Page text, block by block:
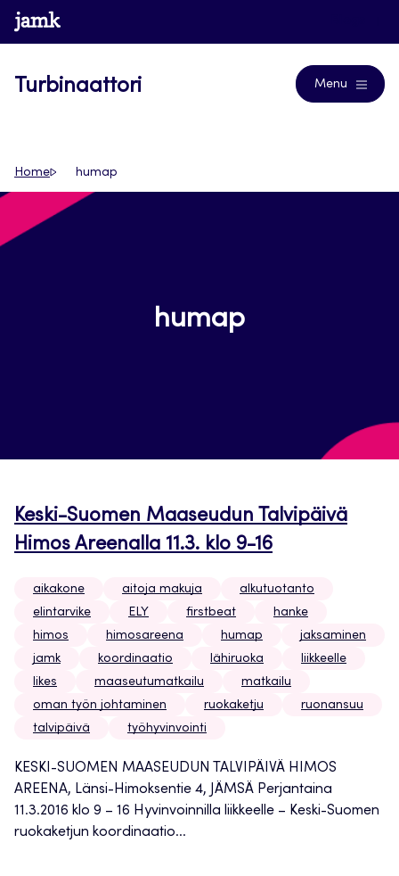
Siirry
suoraan
www.jamk.fi
Turbinaattori Menu
Home humap
humap
Keski-Suomen Maaseudun Talvipäivä
Himos Areenalla 11.3. klo 9-16
aikakone aitoja makuja
alkutuotanto
elintarvike
ELY firstbeat
hanke
himos
himosareena humap
jaksaminen
jamk
koordinaatio lähiruoka
liikkeelle
likes
maaseutumatkailu
matkailu
oman työn johtaminen
ruokaketju
ruonansuu
talvipäivä
työhyvinvointi
KESKI-SUOMEN MAASEUDUN TALVIPÄIVÄ HIMOS
AREENA, Länsi-Himoksentie 4, JÄMSÄ Perjantaina
11.3.2016 klo 9 – 16 Hyvinvoinnilla liikkeelle – Keski-Suomen
ruokaketjun koordinaatio...